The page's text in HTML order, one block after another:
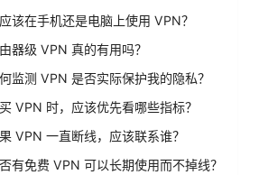
该在手机还是电脑上使用 VPN？
器级 VPN 真的有用吗？
监测 VPN 是否实际保护我的隐私？
VPN 时，应该优先看哪些指标？
VPN 一直断线，应该联系谁？
有免费 VPN 可以长期使用而不掉线？